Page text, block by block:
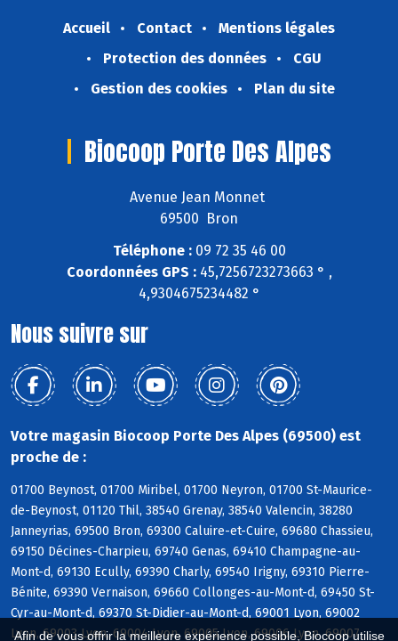
Afin de vous offrir la meilleure expérience possible, Biocoop utilise
Accueil Contact
Mentions légales
Protection des données
CGU
Gestion des cookies
Plan du site
Biocoop Porte Des Alpes
Avenue Jean Monnet
69500 Bron
Téléphone :09 72 35 46 00
Coordonnées GPS :45,7256723273663 ° ,
4,9304675234482 °
Nous suivre sur
Votre magasin Biocoop Porte Des Alpes (69500) est
proche de :
01700 Beynost, 01700 Miribel, 01700 Neyron, 01700 St-Maurice-
de-Beynost, 01120 Thil, 38540 Grenay, 38540 Valencin, 38280
Janneyrias, 69500 Bron, 69300 Caluire-et-Cuire, 69680 Chassieu,
69150 Décines-Charpieu, 69740 Genas, 69410 Champagne-au-
Mont-d, 69130 Ecully, 69390 Charly, 69540 Irigny, 69310 Pierre-
Bénite, 69390 Vernaison, 69660 Collonges-au-Mont-d, 69450 St-
Cyr-au-Mont-d, 69370 St-Didier-au-Mont-d, 69001 Lyon, 69002
Lyon, 69003 Lyon, 69004 Lyon, 69005 Lyon, 69006 Lyon, 69007